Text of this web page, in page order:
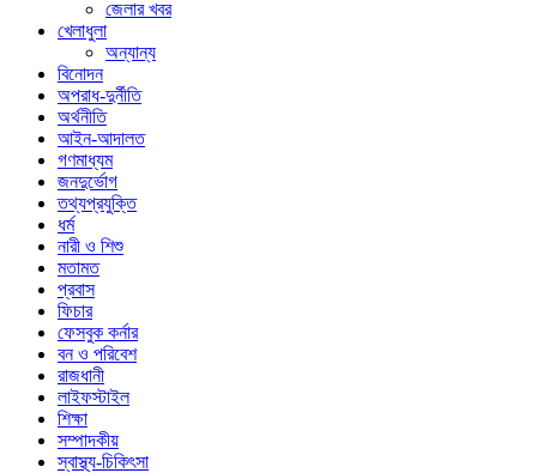
জেলার খবর
খেলাধুলা
অন্যান্য
বিনোদন
অপরাধ-দুর্নীতি
অর্থনীতি
আইন-আদালত
গণমাধ্যম
জনদুর্ভোগ
তথ্যপ্রযুক্তি
ধর্ম
নারী ও শিশু
মতামত
প্রবাস
ফিচার
ফেসবুক কর্নার
বন ও পরিবেশ
রাজধানী
লাইফস্টাইল
শিক্ষা
সম্পাদকীয়
স্বাস্থ্য-চিকিৎসা